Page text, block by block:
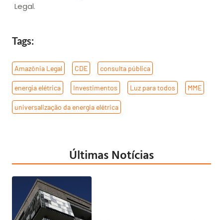
Legal.
Tags:
Amazônia Legal CDE consulta pública
energia elétrica Investimentos Luz para todos MME
universalização da energia elétrica
Últimas Notícias